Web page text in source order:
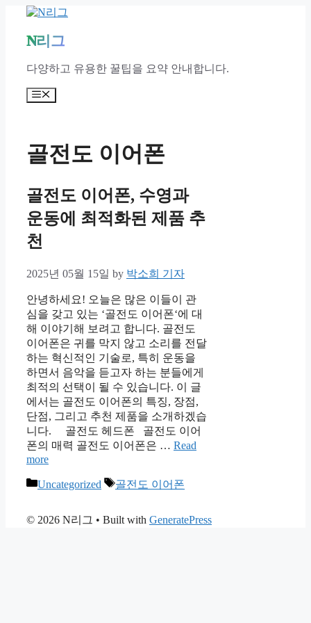
contentN리그
다양하고 유용한 꿀팁을 요약 안내합니다.
Menu
골전도 이어폰
골전도 이어폰, 수영과
운동에 최적화된 제품 추
천
2025년 05월 15일 by 박소희 기자
안녕하세요! 오늘은 많은 이들이 관
심을 갖고 있는 ‘골전도 이어폰‘에 대
해 이야기해 보려고 합니다. 골전도
이어폰은 귀를 막지 않고 소리를 전달
하는 혁신적인 기술로, 특히 운동을
하면서 음악을 듣고자 하는 분들에게
최적의 선택이 될 수 있습니다. 이 글
에서는 골전도 이어폰의 특징, 장점,
단점, 그리고 추천 제품을 소개하겠습
니다. 골전도 헤드폰 골전도 이어
폰의 매력 골전도 이어폰은 … Read
more
Categories
Uncategorized Tags
골전도 이어폰
© 2026 N리그 • Built with GeneratePress